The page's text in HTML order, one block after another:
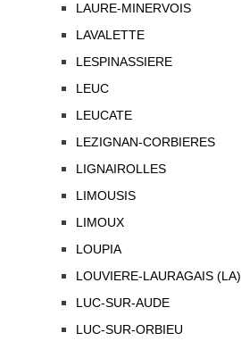
LAURE-MINERVOIS
LAVALETTE
LESPINASSIERE
LEUC
LEUCATE
LEZIGNAN-CORBIERES
LIGNAIROLLES
LIMOUSIS
LIMOUX
LOUPIA
LOUVIERE-LAURAGAIS (LA)
LUC-SUR-AUDE
LUC-SUR-ORBIEU